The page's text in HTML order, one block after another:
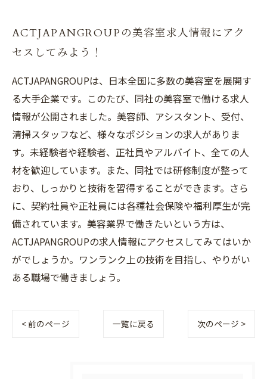
ACTJAPANGROUPの美容室求人情報にアク
セスしてみよう！
ACTJAPANGROUPは、日本全国に多数の美容室を展開す
る大手企業です。このたび、同社の美容室で働ける求人
情報が公開されました。美容師、アシスタント、受付、
清掃スタッフなど、様々なポジションの求人がありま
す。未経験者や経験者、正社員やアルバイト、全ての人
材を歓迎しています。また、同社では研修制度が整って
おり、しっかりと技術を習得することができます。さら
に、契約社員や正社員には各種社会保険や福利厚生が完
備されています。美容業界で働きたいという方は、
ACTJAPANGROUPの求人情報にアクセスしてみてはいか
がでしょうか。ワンランク上の技術を目指し、やりがい
ある職場で働きましょう。
< 前のページ 一覧に戻る 次のページ >